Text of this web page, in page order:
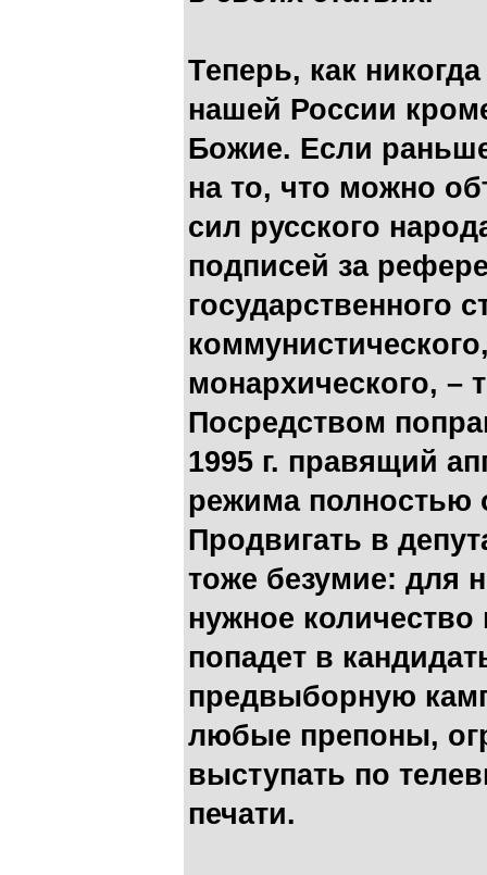
Теперь, как
нашей России
Божие. Если
на то, что можно
сил русского
подписей за
государственного
монархического, –
Посредством
1995 г. правящий
режима полностью
Продвигать в
тоже безумие: для
нужное количество
попадет в
предвыборную
любые препоны,
выступать по
печати.